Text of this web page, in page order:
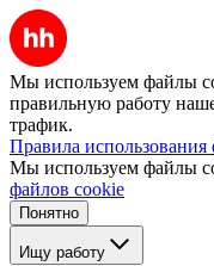
Мы используем файлы
правильную работу
трафик.
Правила
Мы используем файлы
файлов cookie
Понятно
Ищу работу